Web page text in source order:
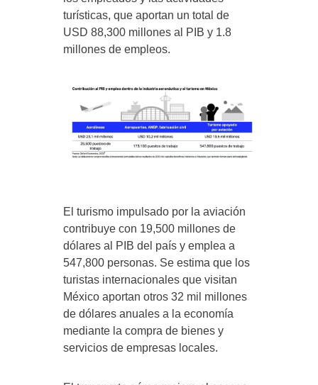
turísticas, que aportan un total de
USD 88,300 millones al PIB y 1.8
millones de empleos.
El turismo impulsado por la aviación
contribuye con 19,500 millones de
dólares al PIB del país y emplea a
547,800 personas. Se estima que los
turistas internacionales que visitan
México aportan otros 32 mil millones
de dólares anuales a la economía
mediante la compra de bienes y
servicios de empresas locales.